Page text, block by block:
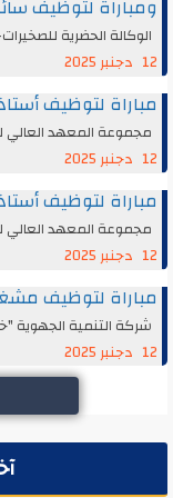
لتوظيف سائق.
الحضرية للصخيرات-تمارة
لتوظيف أستاذ
المعهد العالي للتجارة
لتوظيف أستاذ
المعهد العالي للتجارة
لتوظيف مشغل
التنمية الجهوية "خدمات